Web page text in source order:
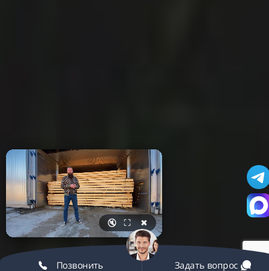
🔇 ⛶ ✖
Позвонить Задать вопрос